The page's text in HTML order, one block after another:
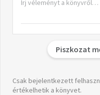
Piszkozat
Csak bejelentkezett
értékelhetik a könyvet.